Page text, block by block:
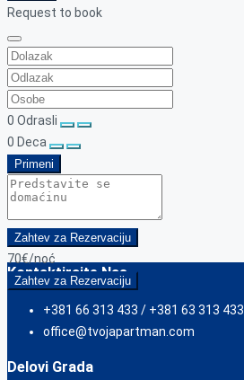
Request to book
0 Odrasli
0 Deca
Primeni
Zahtev za Rezervaciju
70€/noć
Zahtev za Rezervaciju
Kontaktirajte Nas
+381 66 313 433 / +381 63 313 433
office@tvojapartman.com
Delovi Grada